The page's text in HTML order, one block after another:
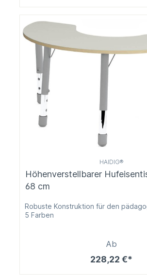
HAIDIG®
Höhenverstellbarer
68 cm
Robuste Konstruktion für den
5 Farben
Ab
228,22 €*